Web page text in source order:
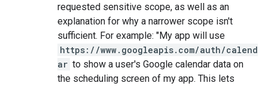
requested sensitive scope, as well as an
explanation for why a narrower scope isn't
sufficient. For example: "My app will use
https://www.googleapis.com/auth/calend
ar to show a user's Google calendar data on
the scheduling screen of my app. This lets